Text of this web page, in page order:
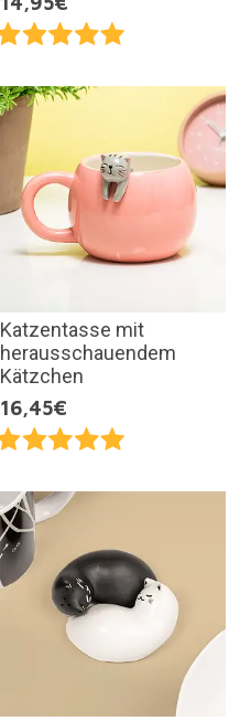
Katzentasse mit
herausschauendem
Kätzchen
16,45€